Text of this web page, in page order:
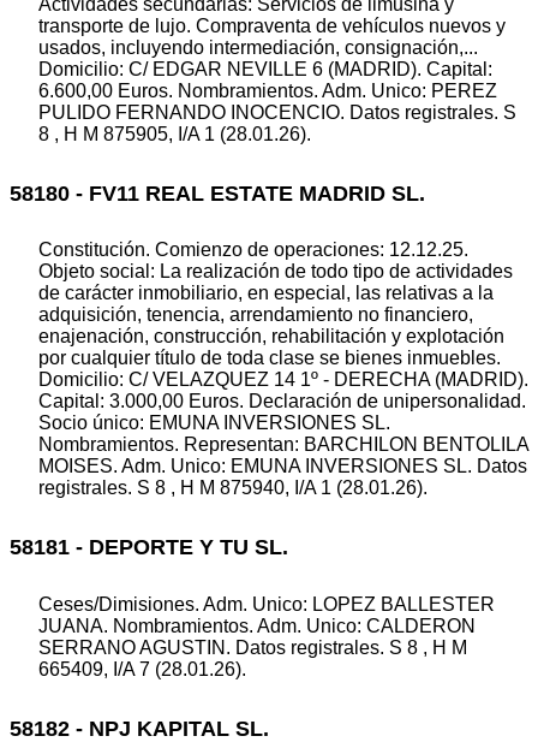
Actividades secundarias: Servicios de limusina y
transporte de lujo. Compraventa de vehículos nuevos y
usados, incluyendo intermediación, consignación,...
Domicilio: C/ EDGAR NEVILLE 6 (MADRID). Capital:
6.600,00 Euros. Nombramientos. Adm. Unico: PEREZ
PULIDO FERNANDO INOCENCIO. Datos registrales. S
8 , H M 875905, I/A 1 (28.01.26).
58180 - FV11 REAL ESTATE MADRID SL.
Constitución. Comienzo de operaciones: 12.12.25.
Objeto social: La realización de todo tipo de actividades
de carácter inmobiliario, en especial, las relativas a la
adquisición, tenencia, arrendamiento no financiero,
enajenación, construcción, rehabilitación y explotación
por cualquier título de toda clase se bienes inmuebles.
Domicilio: C/ VELAZQUEZ 14 1º - DERECHA (MADRID).
Capital: 3.000,00 Euros. Declaración de unipersonalidad.
Socio único: EMUNA INVERSIONES SL.
Nombramientos. Representan: BARCHILON BENTOLILA
MOISES. Adm. Unico: EMUNA INVERSIONES SL. Datos
registrales. S 8 , H M 875940, I/A 1 (28.01.26).
58181 - DEPORTE Y TU SL.
Ceses/Dimisiones. Adm. Unico: LOPEZ BALLESTER
JUANA. Nombramientos. Adm. Unico: CALDERON
SERRANO AGUSTIN. Datos registrales. S 8 , H M
665409, I/A 7 (28.01.26).
58182 - NPJ KAPITAL SL.